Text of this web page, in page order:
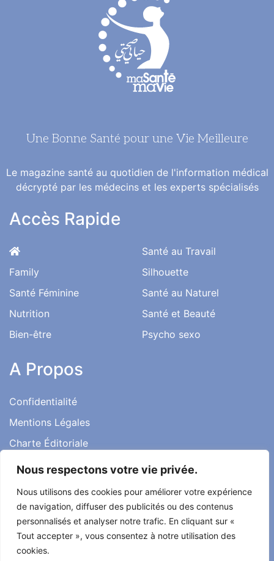
Nous respectons votre vie privée.
Nous utilisons des cookies pour améliorer votre expérience
de navigation, diffuser des publicités ou des contenus
personnalisés et analyser notre trafic. En cliquant sur «
Tout accepter », vous consentez à notre utilisation des
cookies.
Une Bonne Santé pour une Vie Meilleure
Le magazine santé au quotidien de l'information médical
décrypté par les médecins et les experts spécialisés
Accès Rapide
Family
Santé Féminine
Nutrition
Bien-être
Santé au Travail
Silhouette
Santé au Naturel
Santé et Beauté
Psycho sexo
A Propos
Confidentialité
Mentions Légales
Charte Éditoriale
Conditions d’utilisation
Témoignages